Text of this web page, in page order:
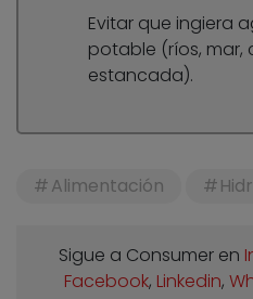
Evitar que ingiera
potable (ríos,
estancada).
Alimentación
Sigue a Consumer en
Facebook, Linkedin,